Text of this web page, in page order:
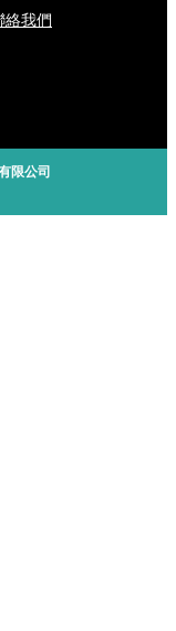
絡我們
限公司